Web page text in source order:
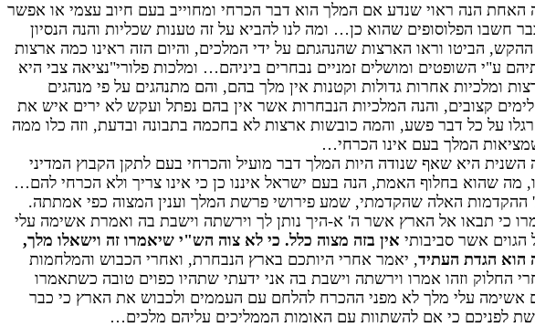
האחת הנה ראוי שנדע אם המלך הוא דבר הכרחי ומחוייב בעם חיוב עצמי או אפשר
חשבו הפלוסופים שהוא כן… ומה לנו להביא על זה טענות שכליות והנה הנסיון
ההקש, הביטו וראו הארצות שהנהגתם על ידי המלכים, והיום הזה ראינו כמה ארצות
ע"י השופטים ומושלים זמניים נבחרים ביניהם… ומלכות פלורי"נציאה צבי היא
ומלכיות אחרות גדולות וקטנות אין מלך בהם, והם מתנהגים על פי מנהגים
קצובים, והנה המלכיות הנבחרות אשר אין בהם נפתל ועקש לא ירים איש את
רגלו על כל דבר פשע, והמה כובשות ארצות לא בחכמה בתבונה ובדעת, וזה כלו ממה
המלך בעם אינו הכרחי…
היא שאף שנודה היות המלך דבר מועיל והכרחי בעם לתקן הקבוץ המדיני
מה שהוא בחלוף האמת, הנה בעם ישראל איננו כן כי אינו צריך ולא הכרחי להם…
ההקדמות האלה שהקדמתי, שמע פירושי פרשת המלך וענין המצוה כפי אמתתה.
כי תבאו אל הארץ אשר ה' א-היך נותן לך וירשתה וישבת בה ואמרת אשימה עלי
הגוים אשר סביבותי אין בזה מצוה כלל. כי לא צוה הש"י שיאמרו זה וישאלו מלך,
הוא הגדת העתיד, יאמר אחרי היותכם בארץ הנבחרת, ואחרי הכבוש והמלחמות
החלוק וזהו אמרו וירשתה וישבת בה אני ידעתי שתהיו כפוים טובה כשתאמרו
אשימה עלי מלך לא מפני ההכרח להלחם עם העממים ולכבוש את הארץ כי כבר
לפניכם כי אם להשתוות עם האומות הממליכים עליהם מלכים…